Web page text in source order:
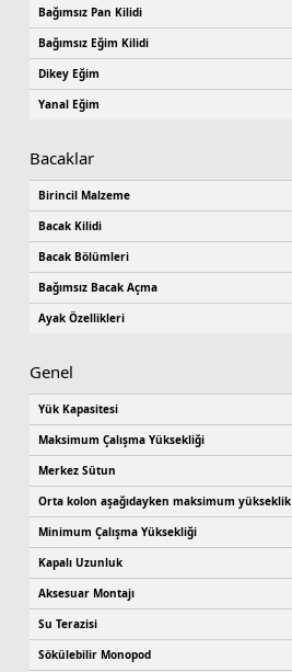
Bağımsız Pan Kilidi
Bağımsız Eğim Kilidi
Dikey Eğim
Yanal Eğim
Bacaklar
Birincil Malzeme
Bacak Kilidi
Bacak Bölümleri
Bağımsız Bacak Açma
Ayak Özellikleri
Genel
Yük Kapasitesi
Maksimum Çalışma Yüksekliği
Merkez Sütun
Orta kolon aşağıdayken maksimum yükseklik
Minimum Çalışma Yüksekliği
Kapalı Uzunluk
Aksesuar Montajı
Su Terazisi
Sökülebilir Monopod